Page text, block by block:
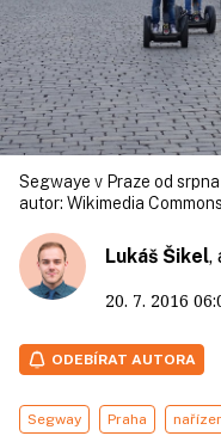
Segwaye v Praze od
autor: Wikimedia
Lukáš Šikel,
20. 7. 2016
ODEBÍRAT AUTORA
Segway Praha